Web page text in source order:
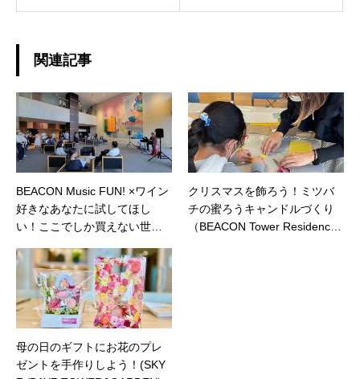
関連記事
BEACON Music FUN! ×ワイン
好きなあなたに試してほし
い！ここでしか買えない世界
ン（BEACON Tower Residec
e）
クリスマスを飾ろう！ミツバ
チの蜜ろうキャンドルづくり
（BEACON Tower Residenc
母の日のギフトにお花のプレ
ゼントを手作りしよう！(SKY